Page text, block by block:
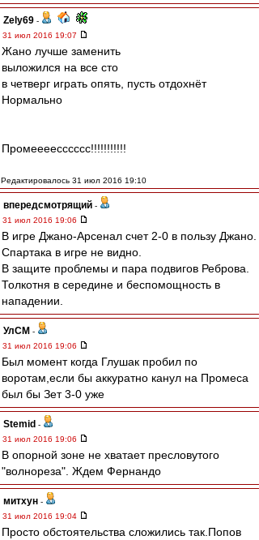
Zely69 -
31 июл 2016 19:07
Жано лучше заменить
выложился на все сто
в четверг играть опять, пусть отдохнёт
Нормально
Промеееесссссс!!!!!!!!!!!
Редактировалось 31 июл 2016 19:10
впередсмотрящий -
31 июл 2016 19:06
В игре Джано-Арсенал счет 2-0 в пользу Джано.
Спартака в игре не видно.
В защите проблемы и пара подвигов Реброва.
Толкотня в середине и беспомощность в
нападении.
УлСМ -
31 июл 2016 19:06
Был момент когда Глушак пробил по
воротам,если бы аккуратно канул на Промеса
был бы Зет 3-0 уже
Stemid -
31 июл 2016 19:06
В опорной зоне не хватает пресловутого
"волнореза". Ждем Фернандо
митхун -
31 июл 2016 19:04
Просто обстоятельства сложились так.Попов